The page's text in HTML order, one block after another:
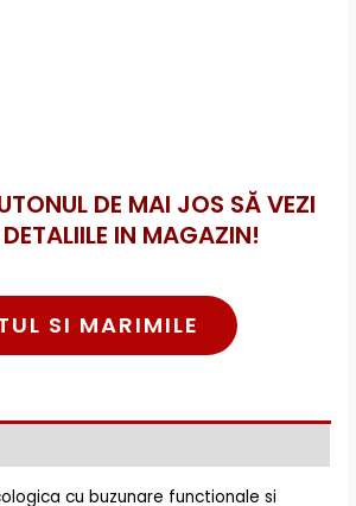
DE MAI JOS SĂ VEZI
IN MAGAZIN!
SI MARIMILE
cu buzunare functionale si